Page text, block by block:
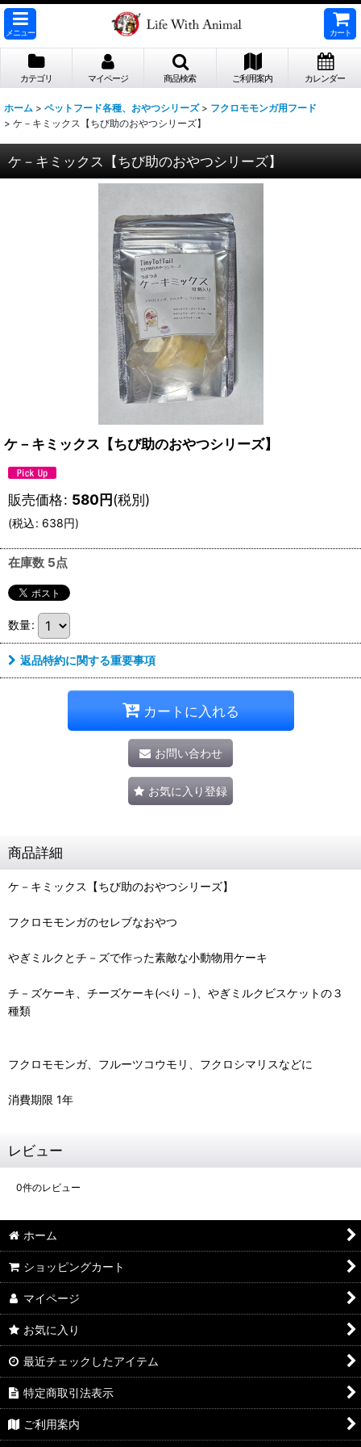
メニュー カート
カテゴリ マイページ 商品検索 ご利用案内 カレンダー
ホーム > ペットフード各種、おやつシリーズ > フクロモモンガ用フード
> ケ－キミックス【ちび助のおやつシリーズ】
ケ－キミックス【ちび助のおやつシリーズ】
ケ－キミックス【ちび助のおやつシリーズ】
販売価格: 580円(税別)
(税込: 638円)
在庫数 5点
数量:
返品特約に関する重要事項
カートに入れる
お問い合わせ
お気に入り登録
商品詳細
ケ－キミックス【ちび助のおやつシリーズ】
フクロモモンガのセレブなおやつ
やぎミルクとチ－ズで作った素敵な小動物用ケーキ
チ－ズケーキ、チーズケーキ(べり－)、やぎミルクビスケットの３
種類
フクロモモンガ、フルーツコウモリ、フクロシマリスなどに
消費期限 1年
レビュー
0件のレビュー
ホーム
ショッピングカート
マイページ
お気に入り
最近チェックしたアイテム
特定商取引法表示
ご利用案内